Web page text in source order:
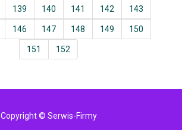
139 140 141 142 143
146 147 148 149 150
151 152
Copyright © Serwis-Firmy